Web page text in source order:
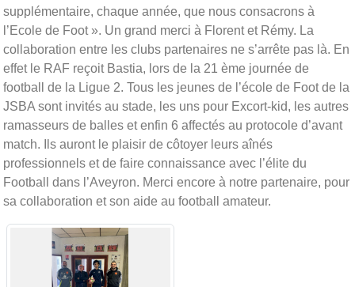
supplémentaire, chaque année, que nous consacrons à
l’Ecole de Foot ». Un grand merci à Florent et Rémy. La
collaboration entre les clubs partenaires ne s’arrête pas là. En
effet le RAF reçoit Bastia, lors de la 21 ème journée de
football de la Ligue 2. Tous les jeunes de l’école de Foot de la
JSBA sont invités au stade, les uns pour Excort-kid, les autres
ramasseurs de balles et enfin 6 affectés au protocole d’avant
match. Ils auront le plaisir de côtoyer leurs aînés
professionnels et de faire connaissance avec l’élite du
Football dans l’Aveyron. Merci encore à notre partenaire, pour
sa collaboration et son aide au football amateur.